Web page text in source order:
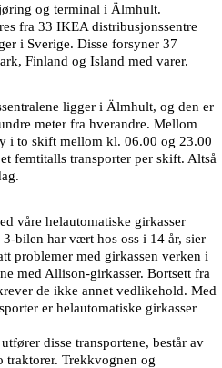
og terminal i Älmhult.
fra 33 IKEA distribusjonssentre
i Sverige. Disse forsyner 37
Finland og Island med varer.
ligger i Älmhult, og den er
meter fra hverandre. Mellom
i to skift mellom kl. 06.00 og 23.00
femtitalls transporter per skift. Altså
våre helautomatiske girkasser
bilen har vært hos oss i 14 år, sier
problemer med girkassen verken i
med Allison-girkasser. Bortsett fra
de ikke annet vedlikehold. Med
er helautomatiske girkasser
disse transportene, består av
Trekkvognen og